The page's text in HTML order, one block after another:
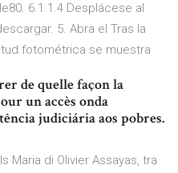
6.1.1.4 Desplácese al
5. Abra el Tras la
fotométrica se muestra
de quelle façon la
un accès onda
judiciária aos pobres.
Maria di Olivier Assayas, tra